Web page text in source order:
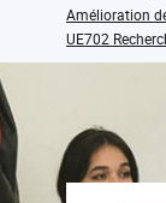
Amélioration
UE702